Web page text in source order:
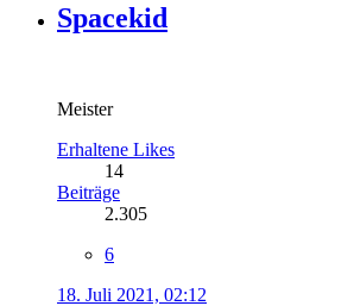
Spacekid
Meister
Erhaltene Likes
14
Beiträge
2.305
6
18. Juli 2021, 02:12